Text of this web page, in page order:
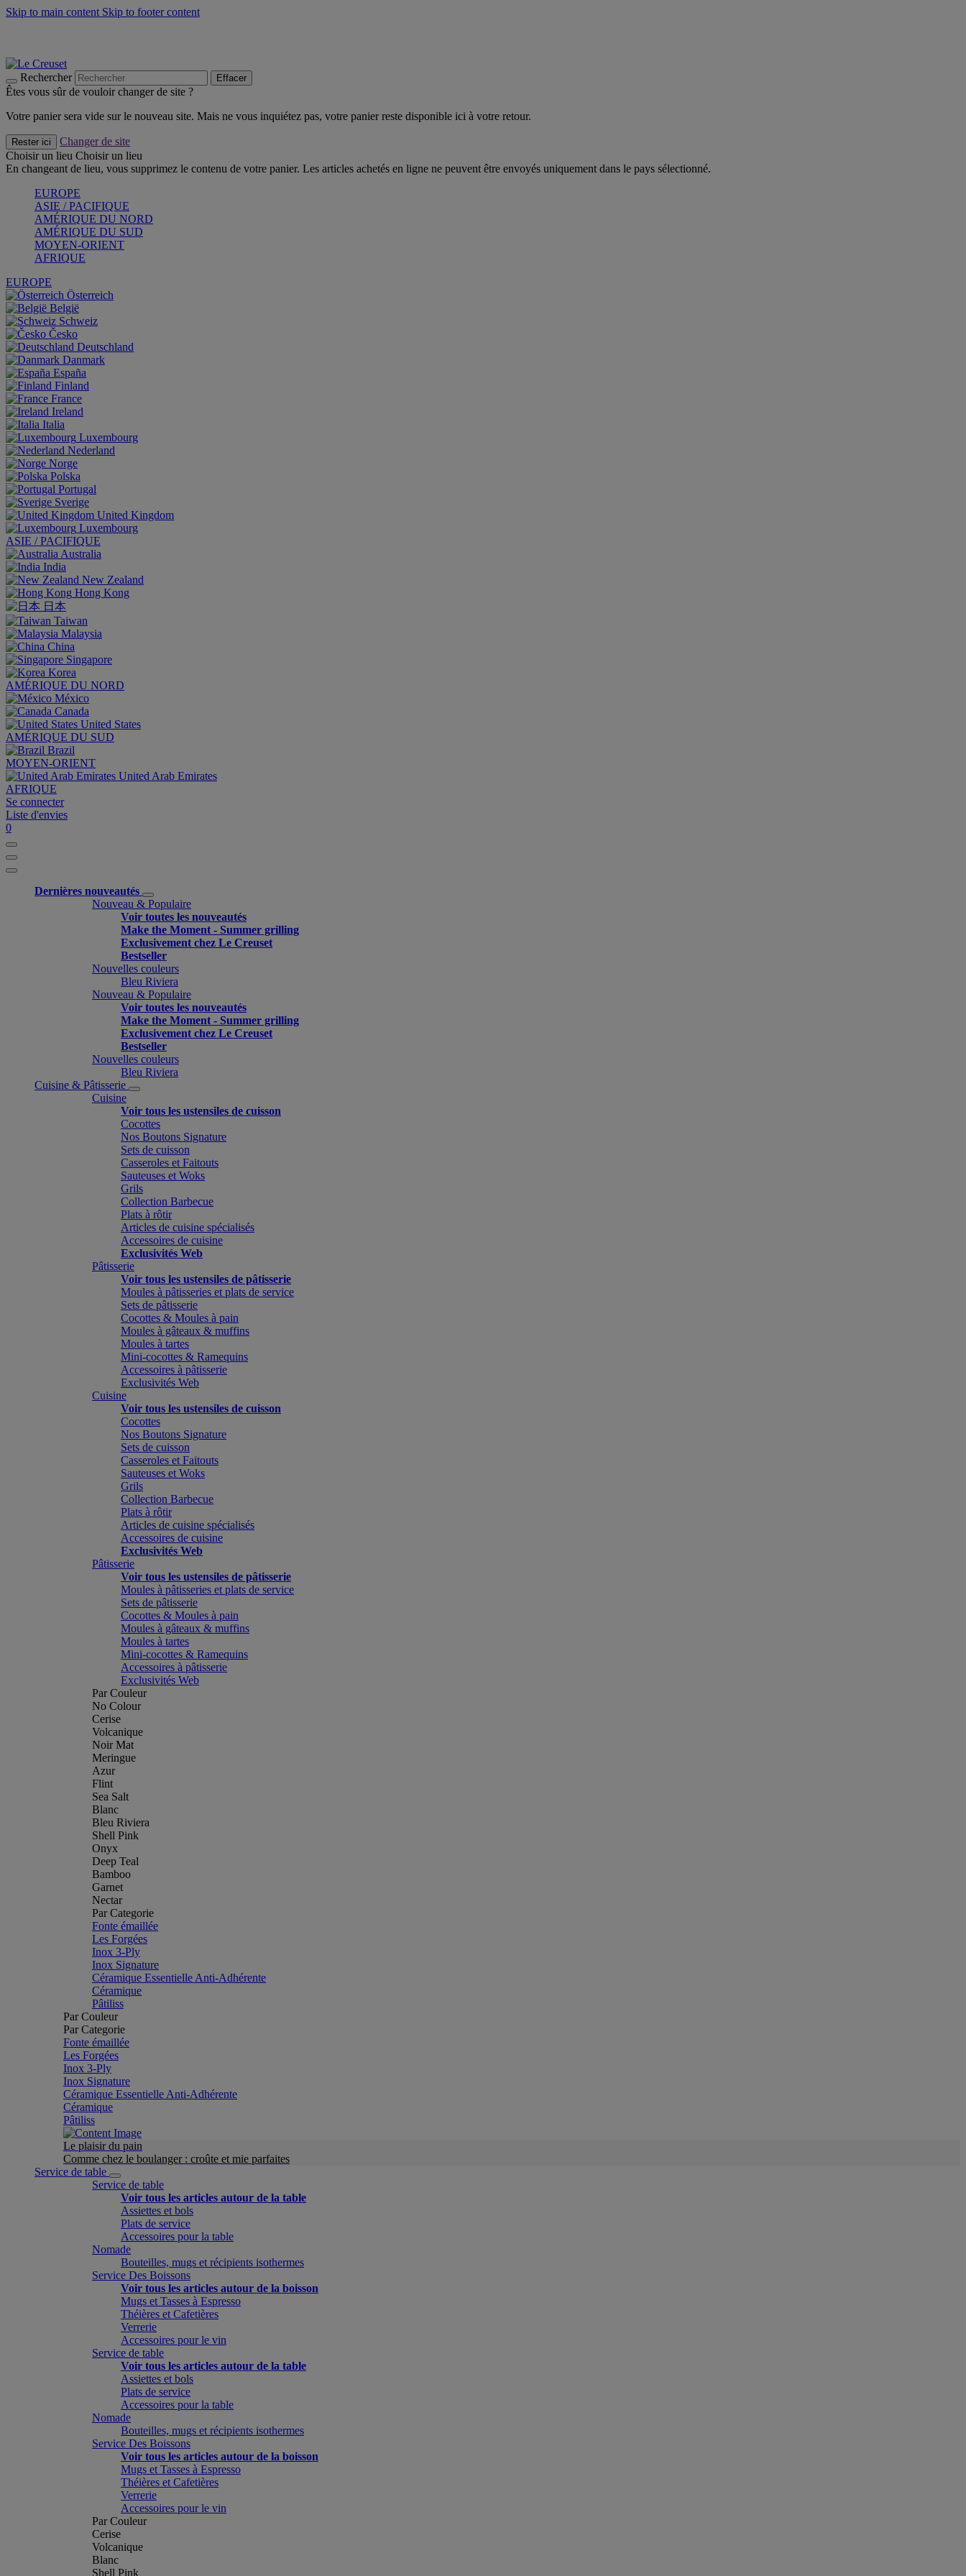
Skip to main content Skip to footer content
Rechercher Effacer
Êtes vous sûr de vouloir changer de site ?
Votre panier sera vide sur le nouveau site. Mais ne vous inquiétez pas, votre panier reste disponible ici à votre retour.
Rester ici
Changer de site
Choisir un lieu Choisir un lieu
En changeant de lieu, vous supprimez le contenu de votre panier. Les articles achetés en ligne ne peuvent être envoyés uniquement dans le pays sélectionné.
EUROPE
ASIE / PACIFIQUE
AMÉRIQUE DU NORD
AMÉRIQUE DU SUD
MOYEN-ORIENT
AFRIQUE
EUROPE
Österreich
België
Schweiz
Česko
Deutschland
Danmark
España
Finland
France
Ireland
Italia
Luxembourg
Nederland
Norge
Polska
Portugal
Sverige
United Kingdom
Luxembourg
ASIE / PACIFIQUE
Australia
India
New Zealand
Hong Kong
日本
Taiwan
Malaysia
China
Singapore
Korea
AMÉRIQUE DU NORD
México
Canada
United States
AMÉRIQUE DU SUD
Brazil
MOYEN-ORIENT
United Arab Emirates
AFRIQUE
Se connecter
Liste d'envies
0
Dernières nouveautés
Nouveau & Populaire
Voir toutes les nouveautés
Make the Moment - Summer grilling
Exclusivement chez Le Creuset
Bestseller
Nouvelles couleurs
Bleu Riviera
Nouveau & Populaire
Voir toutes les nouveautés
Make the Moment - Summer grilling
Exclusivement chez Le Creuset
Bestseller
Nouvelles couleurs
Bleu Riviera
Cuisine & Pâtisserie
Cuisine
Voir tous les ustensiles de cuisson
Cocottes
Nos Boutons Signature
Sets de cuisson
Casseroles et Faitouts
Sauteuses et Woks
Grils
Collection Barbecue
Plats à rôtir
Articles de cuisine spécialisés
Accessoires de cuisine
Exclusivités Web
Pâtisserie
Voir tous les ustensiles de pâtisserie
Moules à pâtisseries et plats de service
Sets de pâtisserie
Cocottes & Moules à pain
Moules à gâteaux & muffins
Moules à tartes
Mini-cocottes & Ramequins
Accessoires à pâtisserie
Exclusivités Web
Cuisine
Voir tous les ustensiles de cuisson
Cocottes
Nos Boutons Signature
Sets de cuisson
Casseroles et Faitouts
Sauteuses et Woks
Grils
Collection Barbecue
Plats à rôtir
Articles de cuisine spécialisés
Accessoires de cuisine
Exclusivités Web
Pâtisserie
Voir tous les ustensiles de pâtisserie
Moules à pâtisseries et plats de service
Sets de pâtisserie
Cocottes & Moules à pain
Moules à gâteaux & muffins
Moules à tartes
Mini-cocottes & Ramequins
Accessoires à pâtisserie
Exclusivités Web
Par Couleur
No Colour
Cerise
Volcanique
Noir Mat
Meringue
Azur
Flint
Sea Salt
Blanc
Bleu Riviera
Shell Pink
Onyx
Deep Teal
Bamboo
Garnet
Nectar
Par Categorie
Fonte émaillée
Les Forgées
Inox 3-Ply
Inox Signature
Céramique Essentielle Anti-Adhérente
Céramique
Pâtiliss
Par Couleur
Par Categorie
Fonte émaillée
Les Forgées
Inox 3-Ply
Inox Signature
Céramique Essentielle Anti-Adhérente
Céramique
Pâtiliss
Le plaisir du pain
Comme chez le boulanger : croûte et mie parfaites
Service de table
Service de table
Voir tous les articles autour de la table
Assiettes et bols
Plats de service
Accessoires pour la table
Nomade
Bouteilles, mugs et récipients isothermes
Service Des Boissons
Voir tous les articles autour de la boisson
Mugs et Tasses à Espresso
Théières et Cafetières
Verrerie
Accessoires pour le vin
Service de table
Voir tous les articles autour de la table
Assiettes et bols
Plats de service
Accessoires pour la table
Nomade
Bouteilles, mugs et récipients isothermes
Service Des Boissons
Voir tous les articles autour de la boisson
Mugs et Tasses à Espresso
Théières et Cafetières
Verrerie
Accessoires pour le vin
Par Couleur
Cerise
Volcanique
Blanc
Shell Pink